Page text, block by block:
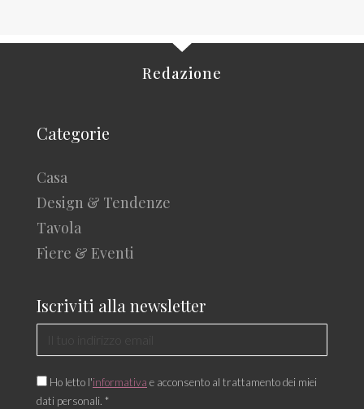
Redazione
Categorie
Casa
Design & Tendenze
Tavola
Fiere & Eventi
Iscriviti alla newsletter
Ho letto l'informativa e acconsento al trattamento dei miei
dati personali. *